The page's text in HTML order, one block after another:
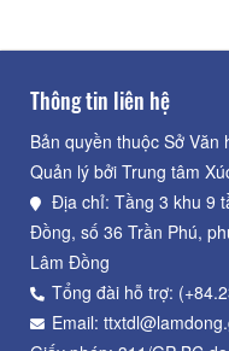
Thông tin liên hệ
Bản quyền thuộc Sở
Quản lý bởi Trung tâm
Địa chỉ: Tầng 3 khu 9
Đồng, số 36 Trần Phú,
Lâm Đồng
Tổng đài hỗ trợ:
Email: